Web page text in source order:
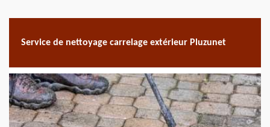
Service de nettoyage carrelage extérieur Pluzunet